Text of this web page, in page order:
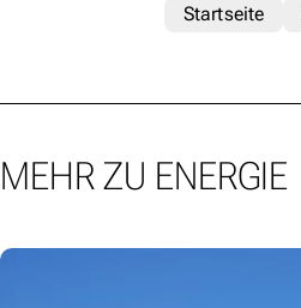
Startseite
MEHR ZU ENERGIE